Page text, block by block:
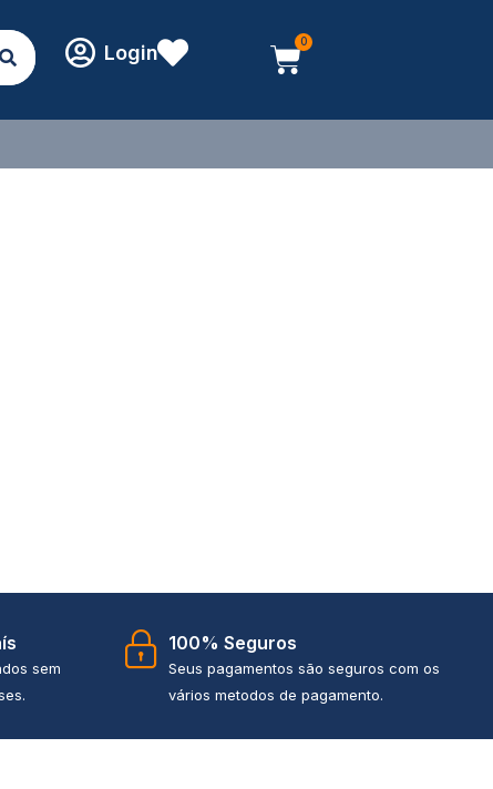
Login 0
sem
100% Seguros
Seus pagamentos são seguros com os
vários metodos de pagamento.